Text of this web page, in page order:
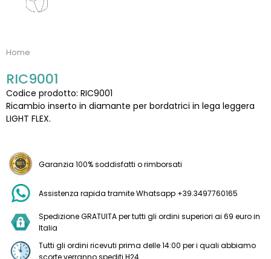
Home
RIC9001
Codice prodotto: RIC9001
Ricambio inserto in diamante per bordatrici in lega leggera
LIGHT FLEX.
Garanzia 100% soddisfatti o rimborsati
Assistenza rapida tramite Whatsapp +39.3497760165
Spedizione GRATUITA per tutti gli ordini superiori ai 69 euro in
Italia
Tutti gli ordini ricevuti prima delle 14:00 per i quali abbiamo
scorte verranno spediti H24